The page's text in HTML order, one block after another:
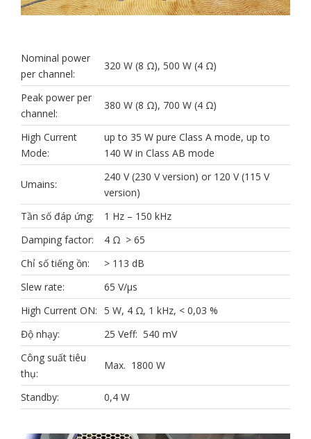
Nominal power
per channel:
320 W (8 Ω), 500 W (4 Ω)
Peak power per
channel:
380 W (8 Ω), 700 W (4 Ω)
High Current
Mode:
up to 35 W pure Class A mode, up to
140 W in Class AB mode
Umains:
240 V (230 V version) or 120 V (115 V
version)
Tần số đáp ứng:
1 Hz – 150 kHz
Damping factor:
4 Ω > 65
Chỉ số tiếng ồn:
> 113 dB
Slew rate:
65 V/µs
High Current ON: 5 W, 4 Ω, 1 kHz, < 0,03 %
Độ nhạy:
25 Veff: 540 mV
Công suất tiêu
thụ:
Max. 1800 W
Standby: 0,4 W